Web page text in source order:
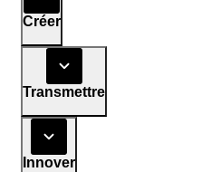
Créer
Transmettre
Innover